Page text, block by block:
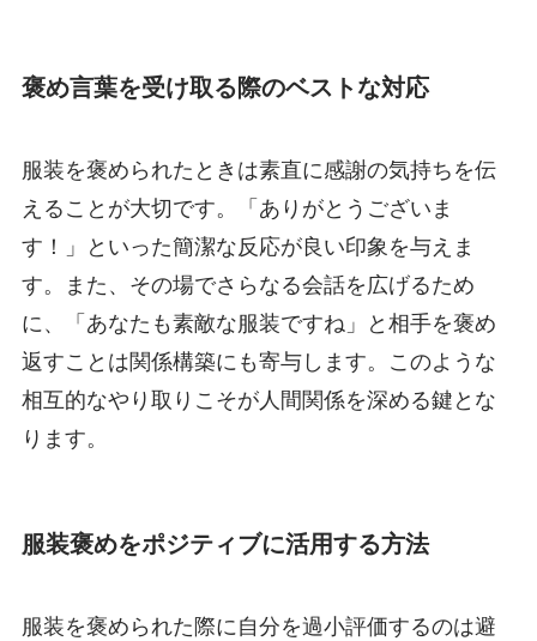
褒め言葉を受け取る際のベストな対応
服装を褒められたときは素直に感謝の気持ちを伝
えることが大切です。「ありがとうございま
す！」といった簡潔な反応が良い印象を与えま
す。また、その場でさらなる会話を広げるため
に、「あなたも素敵な服装ですね」と相手を褒め
返すことは関係構築にも寄与します。このような
相互的なやり取りこそが人間関係を深める鍵とな
ります。
服装褒めをポジティブに活用する方法
服装を褒められた際に自分を過小評価するのは避